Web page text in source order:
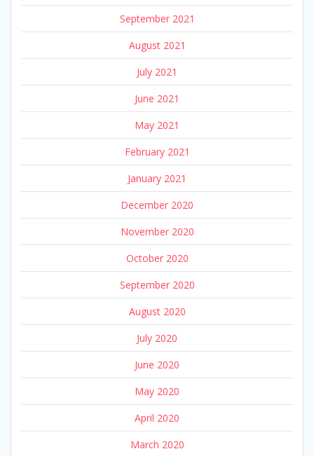
September 2021
August 2021
July 2021
June 2021
May 2021
February 2021
January 2021
December 2020
November 2020
October 2020
September 2020
August 2020
July 2020
June 2020
May 2020
April 2020
March 2020